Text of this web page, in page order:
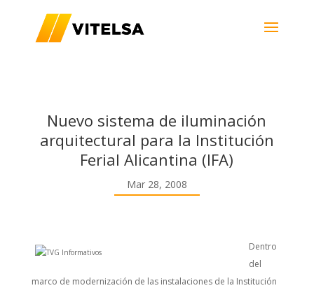
Nuevo sistema de iluminación
arquitectural para la Institución
Ferial Alicantina (IFA)
Mar 28, 2008
Dentro
del
marco de modernización de las instalaciones de la Institución